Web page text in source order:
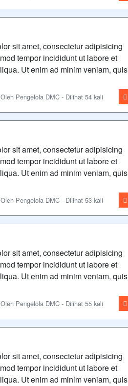
sit amet, consectetur adipisicing
tempor incididunt ut labore et
Ut enim ad minim veniam, quis
Pengelola DMC - Dilihat 54 kali
sit amet, consectetur adipisicing
tempor incididunt ut labore et
Ut enim ad minim veniam, quis
Pengelola DMC - Dilihat 53 kali
sit amet, consectetur adipisicing
tempor incididunt ut labore et
Ut enim ad minim veniam, quis
Pengelola DMC - Dilihat 55 kali
sit amet, consectetur adipisicing
tempor incididunt ut labore et
Ut enim ad minim veniam, quis